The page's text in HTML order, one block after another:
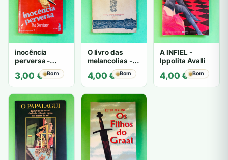
inocência
perversa -
PATRICIA
HIGHSMITH
3,00 € Bom
O livro das
melancolias -
Mantegazza
4,00€ Bom
A INFIEL -
Ippolita Avalli
4,00€ Bom